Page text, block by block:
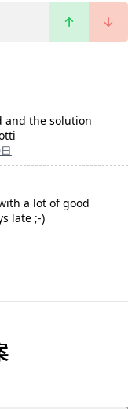
and the solution
a lot of good
late ;-)